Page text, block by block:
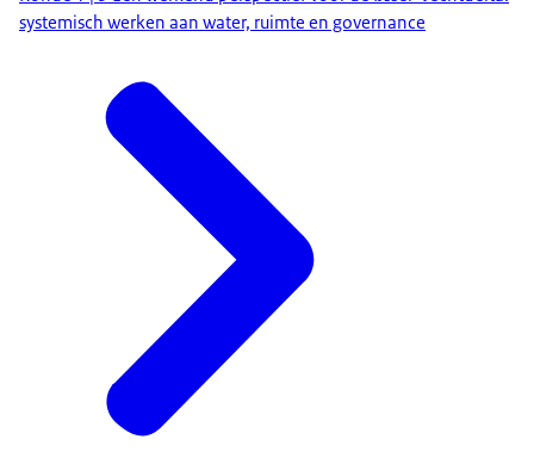
systemisch werken aan water, ruimte en governance